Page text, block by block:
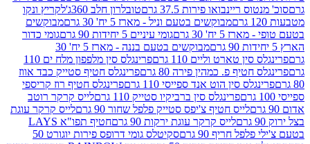
ריינבואו פירות 37.5 גרם
טובלרון חלב 360ג'
לקריץ ונקו
מבוקשים בטעם וניל - מארז 5 יח' 30 גרם
מבוקשים
5 יח' 30 גרם
גומי עיניים 5 יחידות 90 גרם
גומי כדור
מבוקשים בטעם בננה - מארז 5 יח' 30
טארט וליים 110 גרם
פרינגלס סין מלפפון מלח ים 110
פ. כמהין פירה 80 גרם
פרינגלס חטיף סטייק כבד אווז
סין הוט אנד ספייסי 110 גרם
פרינגלס חטיף רוז קריספי
פרינגלס סין ברביקיו סטייק 110 גרם
לייס קרקר רוטב
לייס חטיף צ'יפס סטייק פלפל שחור 90 גרם
לייס קרקר עוגת
לייס קרקר עוגת ירקות 90 גרם
חטיף תפו"א LAYS
חריף 90 גרם
סקיטלס גומי דרופס פירות יוגורט 50